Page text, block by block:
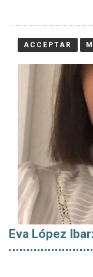
Eva López
ACCEPTAR